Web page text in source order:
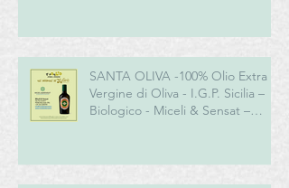
SANTA OLIVA -100% Olio Extra
Vergine di Oliva - I.G.P. Sicilia –
Biologico - Miceli & Sensat –